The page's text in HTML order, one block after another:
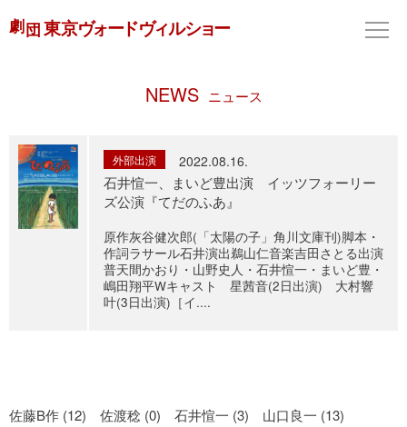
NEWS ニュース
外部出演 2022.08.16.
石井愃一、まいど豊出演 イッツフォーリー
ズ公演『てだのふあ』
原作灰谷健次郎(「太陽の子」角川文庫刊)脚本・
作詞ラサール石井演出鵜山仁音楽吉田さとる出演
普天間かおり・山野史人・石井愃一・まいど豊・
嶋田翔平Wキャスト 星茜音(2日出演) 大村響
叶(3日出演)［イ....
佐藤B作 (12) 佐渡稔 (0) 石井愃一 (3)
山口良一 (13)